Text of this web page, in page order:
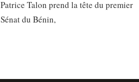
Patrice Talon prend la tête du premier
Sénat du Bénin,